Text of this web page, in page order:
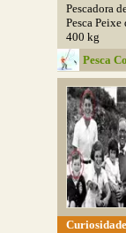
Pescadora
Pesca Peixe
400 kg
Pesca